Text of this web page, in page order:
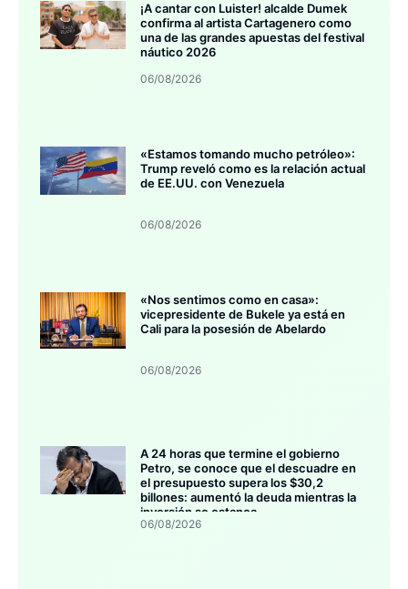
¡A cantar con Luister! alcalde Dumek
confirma al artista Cartagenero como
una de las grandes apuestas del festival
náutico 2026
06/08/2026
«Estamos tomando mucho petróleo»:
Trump reveló como es la relación actual
de EE.UU. con Venezuela
06/08/2026
«Nos sentimos como en casa»:
vicepresidente de Bukele ya está en
Cali para la posesión de Abelardo
06/08/2026
A 24 horas que termine el gobierno
Petro, se conoce que el descuadre en
el presupuesto supera los $30,2
billones: aumentó la deuda mientras la
inversión se estanca
06/08/2026